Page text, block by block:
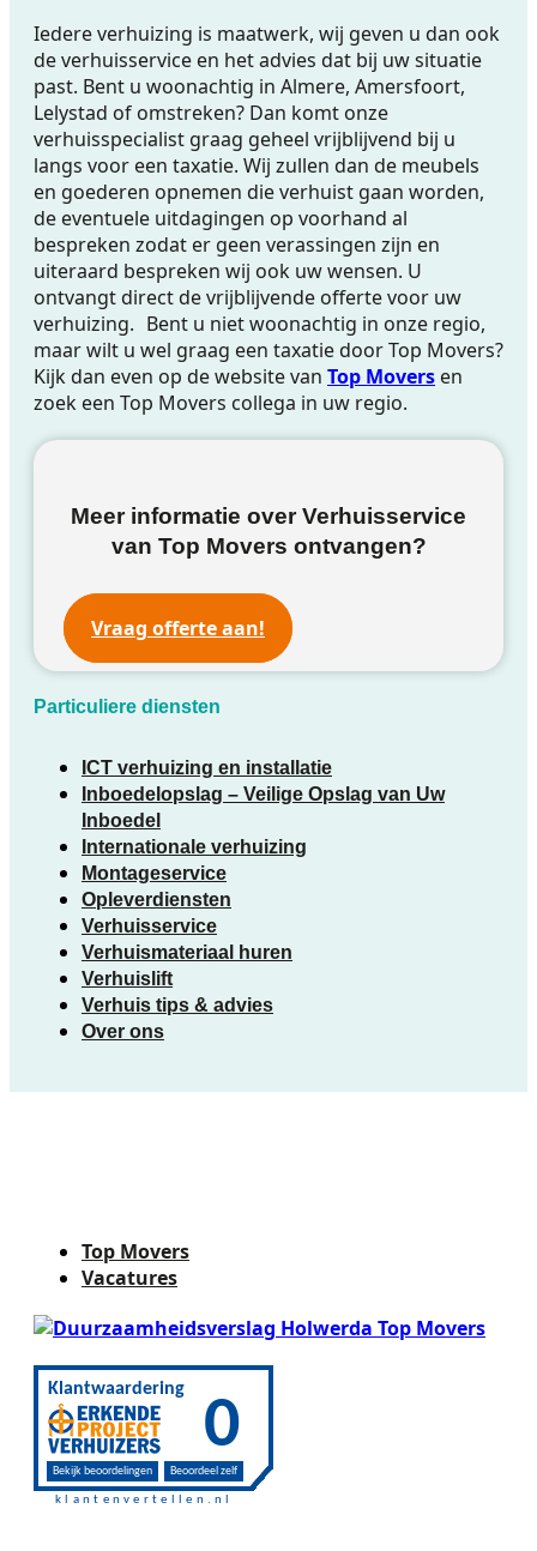
Iedere verhuizing is maatwerk, wij geven u dan ook
de verhuisservice en het advies dat bij uw situatie
past. Bent u woonachtig in Almere, Amersfoort,
Lelystad of omstreken? Dan komt onze
verhuisspecialist graag geheel vrijblijvend bij u
langs voor een taxatie. Wij zullen dan de meubels
en goederen opnemen die verhuist gaan worden,
de eventuele uitdagingen op voorhand al
bespreken zodat er geen verassingen zijn en
uiteraard bespreken wij ook uw wensen. U
ontvangt direct de vrijblijvende offerte voor uw
verhuizing. Bent u niet woonachtig in onze regio,
maar wilt u wel graag een taxatie door Top Movers?
Kijk dan even op de website van Top Movers en
zoek een Top Movers collega in uw regio.
Meer informatie over Verhuisservice
van Top Movers ontvangen?
Vraag offerte aan!
Particuliere diensten
ICT verhuizing en installatie
Inboedelopslag – Veilige Opslag van Uw
Inboedel
Internationale verhuizing
Montageservice
Opleverdiensten
Verhuisservice
Verhuismateriaal huren
Verhuislift
Verhuis tips & advies
Over ons
Top Movers
Vacatures